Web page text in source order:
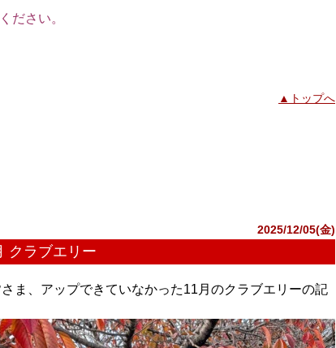
ださい。
▲トップへ
2025/12/05(金)
クラブエリー
ま、アップできていなかった11月のクラブエリーの記